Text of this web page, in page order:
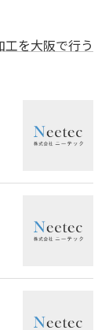
を大阪で行う